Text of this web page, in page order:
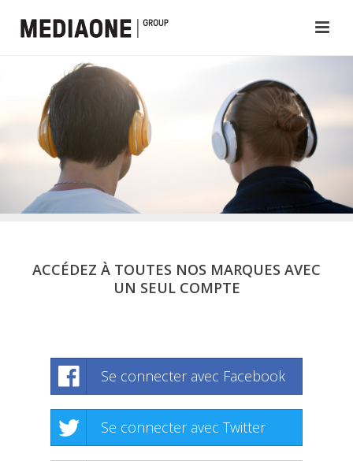
ACCÉDEZ À TOUTES NOS MARQUES AVEC
UN SEUL COMPTE
Se connecter avec Facebook
Se connecter avec Twitter